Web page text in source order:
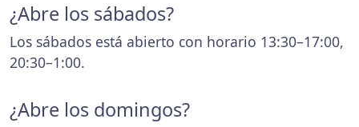
¿Abre los sábados?
Los sábados está abierto con horario 13:30–17:00,
20:30–1:00.
¿Abre los domingos?